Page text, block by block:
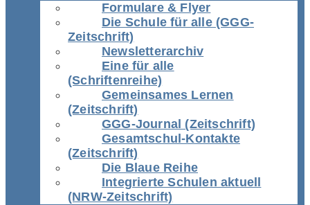
Formulare & Flyer
Die Schule für alle (GGG-
Zeitschrift)
Newsletterarchiv
Eine für alle
(Schriftenreihe)
Gemeinsames Lernen
(Zeitschrift)
GGG-Journal (Zeitschrift)
Gesamtschul-Kontakte
(Zeitschrift)
Die Blaue Reihe
Integrierte Schulen aktuell
(NRW-Zeitschrift)